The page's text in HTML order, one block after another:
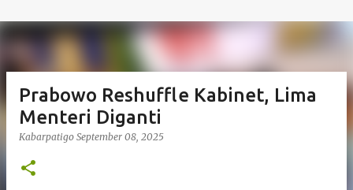
Prabowo Reshuffle Kabinet, Lima
Menteri Diganti
Kabarpatigo September 08, 2025